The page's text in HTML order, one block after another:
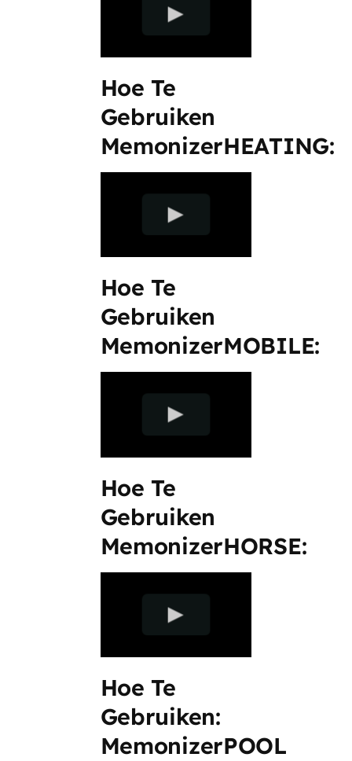
Hoe Te
Gebruiken
MemonizerHEATING:
Hoe Te
Gebruiken
MemonizerMOBILE:
Hoe Te
Gebruiken
MemonizerHORSE:
Hoe Te
Gebruiken:
MemonizerPOOL